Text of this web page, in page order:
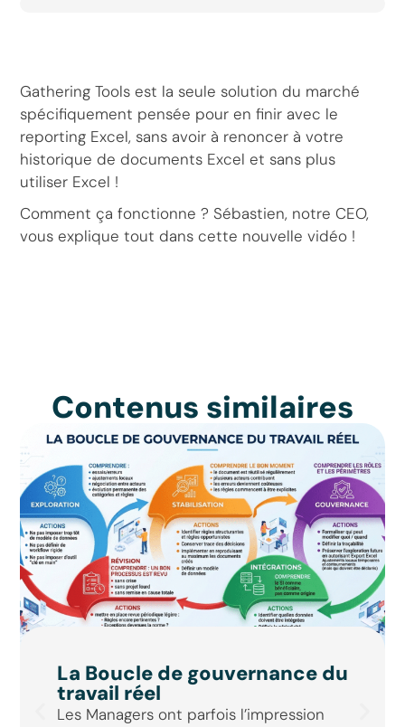
Gathering Tools est la seule solution du marché
spécifiquement pensée pour en finir avec le
reporting Excel, sans avoir à renoncer à votre
historique de documents Excel et sans plus
utiliser Excel !
Comment ça fonctionne ? Sébastien, notre CEO,
vous explique tout dans cette nouvelle vidéo !
Contenus similaires
La Boucle de gouvernance du
travail réel
Les Managers ont parfois l’impression